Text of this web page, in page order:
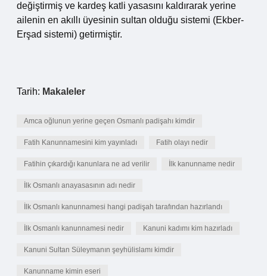
değiştirmiş ve kardeş katli yasasını kaldırarak yerine
ailenin en akıllı üyesinin sultan olduğu sistemi (Ekber-
Erşad sistemi) getirmiştir.
Tarih: Makaleler
Amca oğlunun yerine geçen Osmanlı padişahı kimdir
Fatih Kanunnamesini kim yayınladı Fatih olayı nedir
Fatihin çıkardığı kanunlara ne ad verilir İlk kanunname nedir
İlk Osmanlı anayasasının adı nedir
İlk Osmanlı kanunnamesi hangi padişah tarafından hazırlandı
İlk Osmanlı kanunnamesi nedir Kanuni kadımı kim hazırladı
Kanuni Sultan Süleymanın şeyhülislamı kimdir
Kanunname kimin eseri